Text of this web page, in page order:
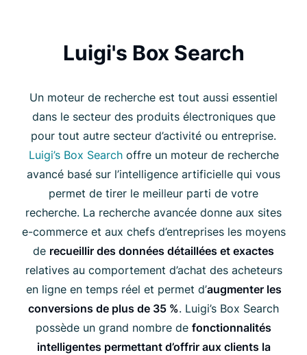
Luigi's Box Search
Un moteur de recherche est tout aussi essentiel
dans le secteur des produits électroniques que
pour tout autre secteur d’activité ou entreprise.
Luigi’s Box Searchoffre un moteur de recherche
avancé basé sur l’intelligence artificielle qui vous
permet de tirer le meilleur parti de votre
recherche. La recherche avancée donne aux sites
e-commerce et aux chefs d’entreprises les moyens
de recueillir des données détaillées et exactes
relatives au comportement d’achat des acheteurs
en ligne en temps réel et permet d’augmenter les
conversions de plus de 35 %. Luigi’s Box Search
possède un grand nombre de fonctionnalités
intelligentes permettant d’offrir aux clients la